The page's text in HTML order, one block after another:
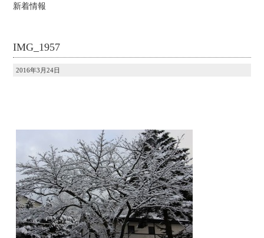
新着情報
IMG_1957
2016年3月24日